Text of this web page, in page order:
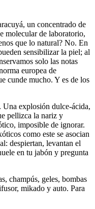
un concentrado de
molecular de laboratorio,
que lo natural? No. En
sensibilizar la piel; al
solo las notas
europea de
cunde mucho. Y es de los
Una explosión dulce-ácida,
pellizca la nariz y
imposible de ignorar.
como este se asocian
despiertan, levantan el
en tu jabón y pregunta
champús, geles, bombas
mikado y auto. Para